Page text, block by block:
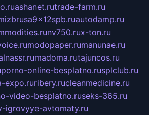
ashanet.rutrade-farm.ru
autodamp.ru
nv750.rux-ton.ru
modopaper.rumanunae.ru
madoma.rutajuncos.ru
porno-online-besplatno.rusplclub.ru
expo.ruribery.rucleanmedicine.ru
video-besplatno.ruseks-365.ru
igrovyye-avtomaty.ru